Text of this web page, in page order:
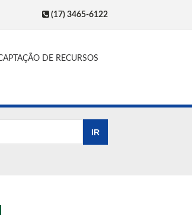
(17) 3465-6122
DE RECURSOS